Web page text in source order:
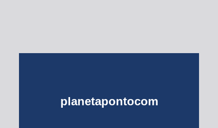
planetapontocom